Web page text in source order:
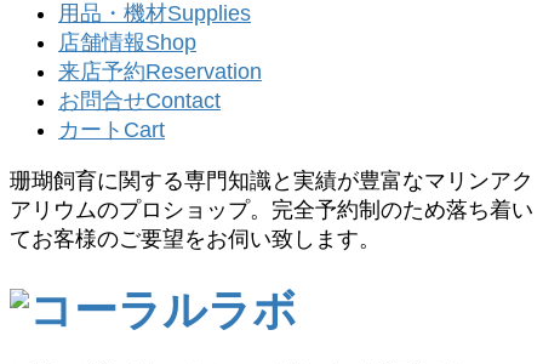
用品・機材Supplies
店舗情報Shop
来店予約Reservation
お問合せContact
カート Cart
珊瑚飼育に関する専門知識と実績が豊富なマリンアク
アリウムのプロショップ。完全予約制のため落ち着い
てお客様のご要望をお伺い致します。